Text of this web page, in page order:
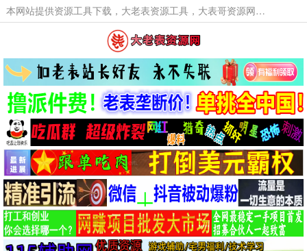
本网站提供资源工具下载，大老表资源工具，大表哥资源网软件工具，大老表资源下载，活动线报福利资源分享,活动线报，大型网游经典游戏，网络热门技术游戏辅助交流与分享。